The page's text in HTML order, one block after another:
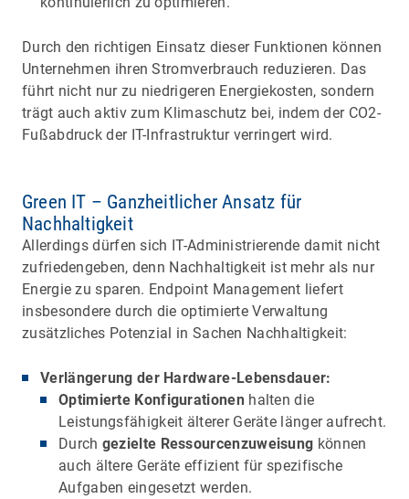
Durch den richtigen Einsatz dieser Funktionen können
Unternehmen ihren Stromverbrauch reduzieren. Das
führt nicht nur zu niedrigeren Energiekosten, sondern
trägt auch aktiv zum Klimaschutz bei, indem der CO2-
Fußabdruck der IT-Infrastruktur verringert wird.
Green IT – Ganzheitlicher Ansatz für
Nachhaltigkeit
Allerdings dürfen sich IT-Administrierende damit nicht
zufriedengeben, denn Nachhaltigkeit ist mehr als nur
Energie zu sparen. Endpoint Management liefert
insbesondere durch die optimierte Verwaltung
zusätzliches Potenzial in Sachen Nachhaltigkeit:
Verlängerung der Hardware-Lebensdauer:
Optimierte Konfigurationen halten die
Leistungsfähigkeit älterer Geräte länger aufrecht.
Durch gezielte Ressourcenzuweisung können
auch ältere Geräte effizient für spezifische
Aufgaben eingesetzt werden.